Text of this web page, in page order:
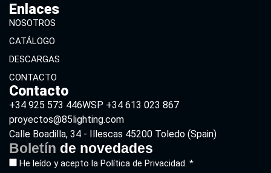
Enlaces
NOSOTROS
CATÁLOGO
DESCARGAS
CONTACTO
Contacto
+34 925 573 446WSP +34 613 023 867
proyectos@85lighting.com
Calle Boadilla, 34 - Illescas 45200 Toledo (Spain)
Boletín de novedades
He leído y acepto la Política de Privacidad. *